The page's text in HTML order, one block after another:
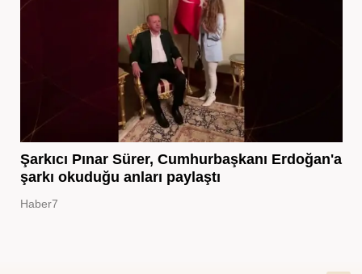
Şarkıcı Pınar Sürer, Cumhurbaşkanı Erdoğan'a
şarkı okuduğu anları paylaştı
Haber7